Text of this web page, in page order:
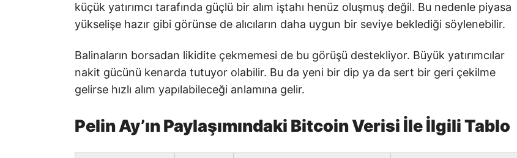
küçük yatırımcı tarafında güçlü bir alım iştahı henüz oluşmuş değil. Bu nedenle piyasa
yükselişe hazır gibi görünse de alıcıların daha uygun bir seviye beklediği söylenebilir.
Balinaların borsadan likidite çekmemesi de bu görüşü destekliyor. Büyük yatırımcılar
nakit gücünü kenarda tutuyor olabilir. Bu da yeni bir dip ya da sert bir geri çekilme
gelirse hızlı alım yapılabileceği anlamına gelir.
Pelin Ay’ın Paylaşımındaki Bitcoin Verisi İle İlgili Tablo